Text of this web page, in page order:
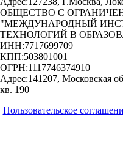
ОБЩЕСТВО С
"МЕЖДУНАРОДНЫЙ
ТЕХНОЛОГИЙ В
ИНН:7717699709
КПП:503801001
ОГРН:1117746374910
Адрес:141207, Московская
кв. 190
Пользовательское